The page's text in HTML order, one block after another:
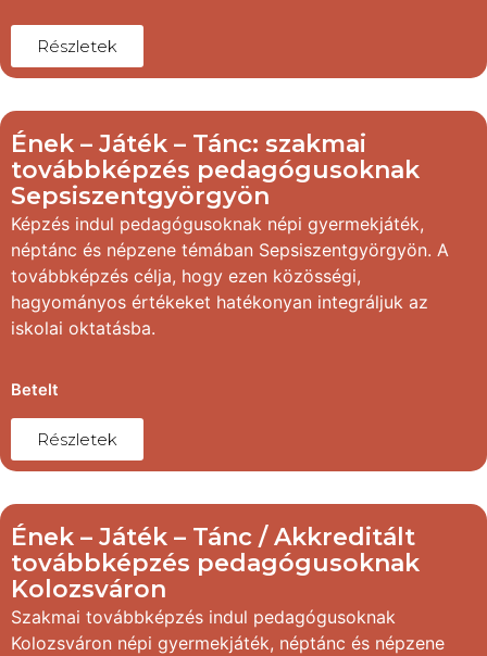
Részletek
Ének – Játék – Tánc: szakmai
továbbképzés pedagógusoknak
Sepsiszentgyörgyön
Képzés indul pedagógusoknak népi gyermekjáték,
néptánc és népzene témában Sepsiszentgyörgyön. A
továbbképzés célja, hogy ezen közösségi,
hagyományos értékeket hatékonyan integráljuk az
iskolai oktatásba.
Betelt
Részletek
Ének – Játék – Tánc / Akkreditált
továbbképzés pedagógusoknak
Kolozsváron
Szakmai továbbképzés indul pedagógusoknak
Kolozsváron népi gyermekjáték, néptánc és népzene